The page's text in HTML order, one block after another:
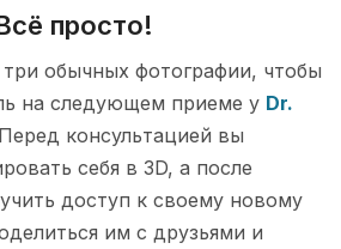
просто!
три обычных фотографии, чтобы
на следующем приеме у Dr.
консультацией вы
себя в 3D, а после
доступ к своему новому
им с друзьями и